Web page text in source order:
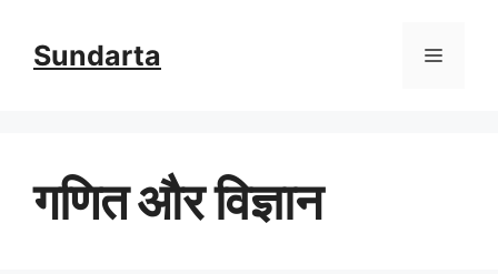
Sundarta Menu
गणित और विज्ञान